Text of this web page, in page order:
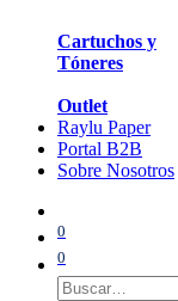
Cartuchos y
Tóneres
Outlet
Raylu Paper
Portal B2B
Sobre Nosotros
0
0